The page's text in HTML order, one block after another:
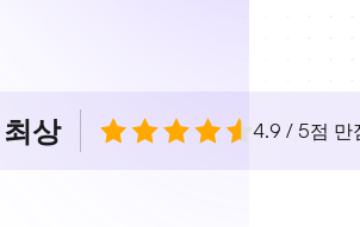
최상 4.9 / 5점 만